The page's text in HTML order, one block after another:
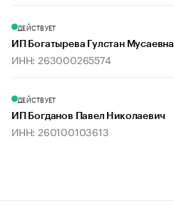
ДЕЙСТВУЕТ
ИП Богатырева Гулстан Мусаевна
ИНН: 263000265574
ДЕЙСТВУЕТ
ИП Богданов Павел Николаевич
ИНН: 260100103613